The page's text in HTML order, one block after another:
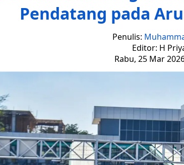
Pendatang pada
Penulis:
Editor: H
Rabu, 25 Mar